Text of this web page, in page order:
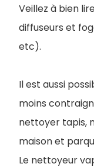
Veillez à bien
diffuseurs et
etc).
Il est aussi
moins
nettoyer tapis,
maison et
Le nettoyeur